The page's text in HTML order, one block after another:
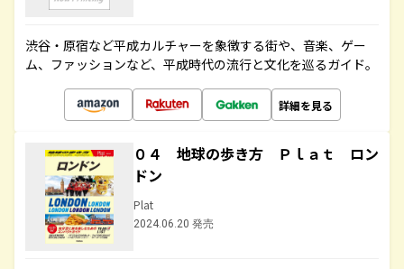
渋谷・原宿など平成カルチャーを象徴する街や、音楽、ゲー
ム、ファッションなど、平成時代の流行と文化を巡るガイド。
詳細を見る
０４ 地球の歩き方 Ｐｌａｔ ロン
ドン
Plat
2024.06.20 発売